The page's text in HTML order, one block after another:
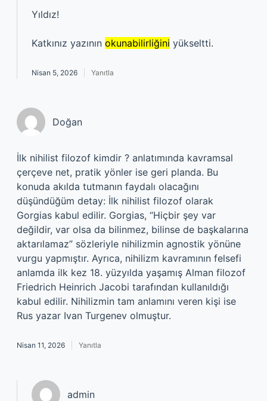
Yıldız!
Katkınız yazının okunabilirliğini yükseltti.
Nisan 5, 2026 Yanıtla
Doğan
İlk nihilist filozof kimdir ? anlatımında kavramsal
çerçeve net, pratik yönler ise geri planda. Bu
konuda akılda tutmanın faydalı olacağını
düşündüğüm detay: İlk nihilist filozof olarak
Gorgias kabul edilir. Gorgias, “Hiçbir şey var
değildir, var olsa da bilinmez, bilinse de başkalarına
aktarılamaz” sözleriyle nihilizmin agnostik yönüne
vurgu yapmıştır. Ayrıca, nihilizm kavramının felsefi
anlamda ilk kez 18. yüzyılda yaşamış Alman filozof
Friedrich Heinrich Jacobi tarafından kullanıldığı
kabul edilir. Nihilizmin tam anlamını veren kişi ise
Rus yazar Ivan Turgenev olmuştur.
Nisan 11, 2026 Yanıtla
admin